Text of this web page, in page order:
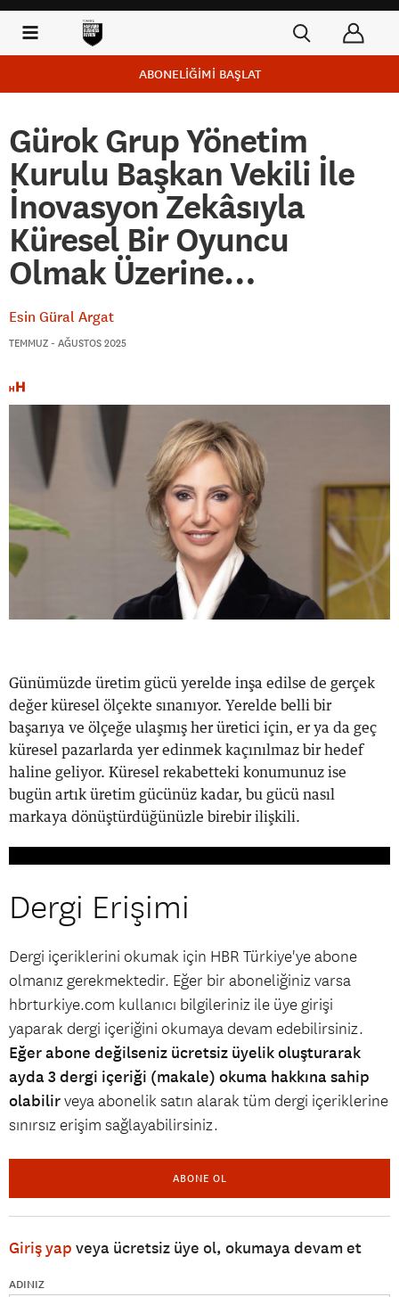
ABONELİĞİMİ BAŞLAT
Gürok Grup Yönetim
Kurulu Başkan Vekili İle
İnovasyon Zekâsıyla
Küresel Bir Oyuncu
Olmak Üzerine…
Esin Güral Argat
TEMMUZ - AĞUSTOS 2025
Günümüzde üretim gücü yerelde inşa edilse de gerçek
değer küresel ölçekte sınanıyor. Yerelde belli bir
başarıya ve ölçeğe ulaşmış her üretici için, er ya da geç
küresel pazarlarda yer edinmek kaçınılmaz bir hedef
haline geliyor. Küresel rekabetteki konumunuz ise
bugün artık üretim gücünüz kadar, bu gücü nasıl
markaya dönüştürdüğünüzle birebir ilişkili.
Dergi Erişimi
Dergi içeriklerini okumak için HBR Türkiye'ye abone
olmanız gerekmektedir. Eğer bir aboneliğiniz varsa
hbrturkiye.com kullanıcı bilgileriniz ile üye girişi
yaparak dergi içeriğini okumaya devam edebilirsiniz.
Eğer abone değilseniz ücretsiz üyelik oluşturarak
ayda 3 dergi içeriği (makale) okuma hakkına sahip
olabilirveya abonelik satın alarak tüm dergi içeriklerine
sınırsız erişim sağlayabilirsiniz.
ABONE OL
Giriş yap veya ücretsiz üye ol, okumaya devam et
ADINIZ